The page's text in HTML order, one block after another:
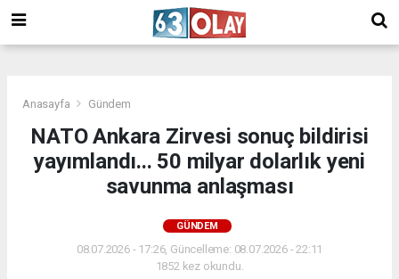
Anasayfa Gündem
NATO Ankara Zirvesi sonuç bildirisi
yayımlandı... 50 milyar dolarlık yeni
savunma anlaşması
GÜNDEM
08.07.2026 - 17:26, Güncelleme: 08.07.2026 - 22:11
1852 kez okundu.